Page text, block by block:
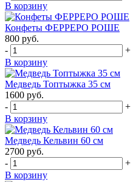
В корзину
Конфеты ФЕРРЕРО РОШЕ
800 руб.
-
+
В корзину
Медведь Топтыжка 35 см
1600 руб.
-
+
В корзину
Медведь Кельвин 60 см
2700 руб.
-
+
В корзину